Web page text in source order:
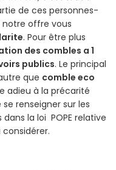
de ces personnes-
notre offre vous
. Pour être plus
des combles a 1
publics. Le principal
que comble eco
adieu à la précarité
renseigner sur les
dans la loi POPE relative